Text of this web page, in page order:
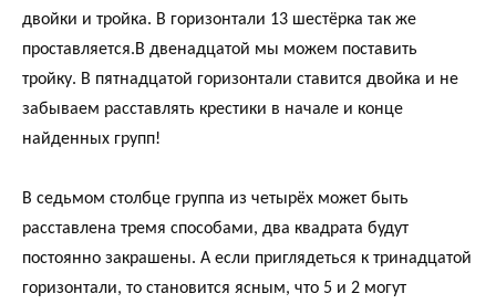
двойки и тройка. В горизонтали 13 шестёрка так же
проставляется.В двенадцатой мы можем поставить
тройку. В пятнадцатой горизонтали ставится двойка и не
забываем расставлять крестики в начале и конце
найденных групп!
В седьмом столбце группа из четырёх может быть
расставлена тремя способами, два квадрата будут
постоянно закрашены. А если приглядеться к тринадцатой
горизонтали, то становится ясным, что 5 и 2 могут